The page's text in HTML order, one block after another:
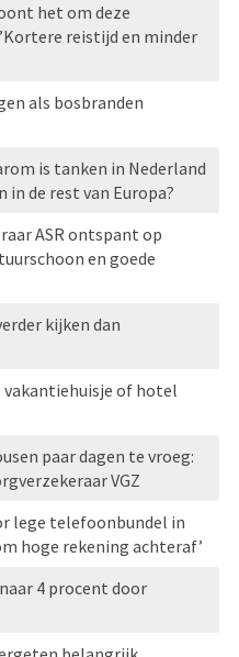
het om deze
reistijd en minder
als bosbranden
is tanken in Nederland
in de rest van Europa?
ASR ontspant op
en goede
kijken dan
vakantiehuisje of hotel
paar dagen te vroeg:
VGZ
lege telefoonbundel in
hoge rekening achteraf’
4 procent door